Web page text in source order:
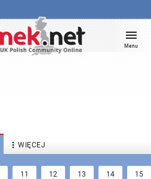
Menu
 WIĘCEJ
11 12 13 14 15